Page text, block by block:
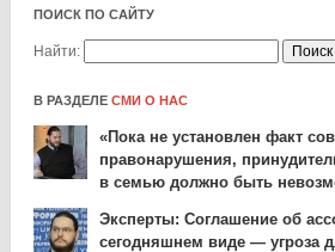
ПОИСК ПО САЙТУ
Найти:
В РАЗДЕЛЕ СМИ О НАС
«Пока не установлен факт
правонарушения,
в семью должно быть
Эксперты: Соглашение об
сегодняшнем виде — угроза